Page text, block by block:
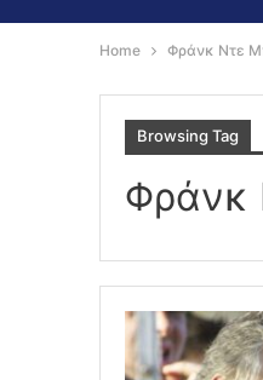
Home Φράνκ Ντε
Browsing Tag
Φράνκ